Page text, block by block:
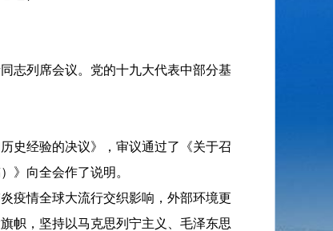
志列席会议。党的十九大代表中部分基
史经验的决议》，审议通过了《关于召
》向全会作了说明。
疫情全球大流行交织影响，外部环境更
帜，坚持以马克思列宁主义、毛泽东思